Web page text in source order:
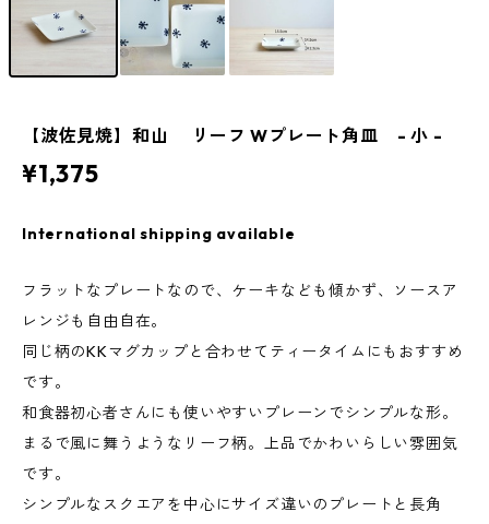
【波佐見焼】和山 リーフ Wプレート角皿 - 小 -
¥1,375
International shipping available
フラットなプレートなので、ケーキなども傾かず、ソースア
レンジも自由自在。
同じ柄のKKマグカップと合わせてティータイムにもおすすめ
です。
和食器初心者さんにも使いやすいプレーンでシンプルな形。
まるで風に舞うようなリーフ柄。上品でかわいらしい雰囲気
です。
シンプルなスクエアを中心にサイズ違いのプレートと長角